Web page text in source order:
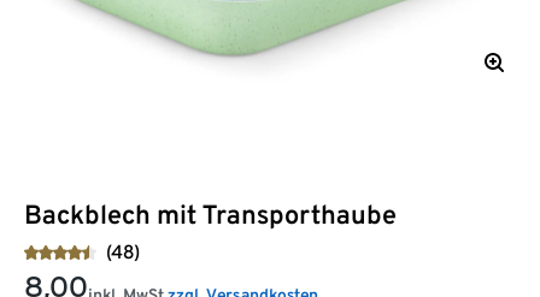
Backblech mit Transporthaube
(48)
8,00